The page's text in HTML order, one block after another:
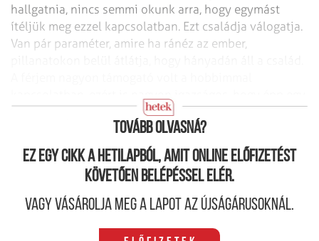
hallgatnia, nincs semmi okunk arra, hogy egymást
ítéljük meg ezzel kapcsolatban. Ezt családja válogatja.
Van pár paraméter, amire ha ránéz az ember,
kétszemélyes wellnesshétvégét nyertem.
Tovább olvasná?
Ez egy cikk a hetilapból, amit online előfizetést
követően belépéssel elér.
Vagy vásárolja meg a lapot az újságárusoknál.